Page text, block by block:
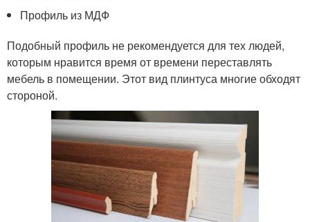
Профиль из МДФ
Подобный профиль не рекомендуется для тех людей,
которым нравится время от времени переставлять
мебель в помещении. Этот вид плинтуса многие обходят
стороной.